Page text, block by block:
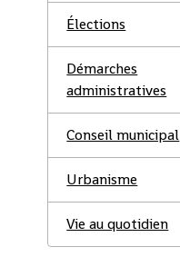
Élections
Démarches
administratives
Conseil municipal
Urbanisme
Vie au quotidien